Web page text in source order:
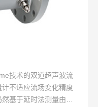
技术的双道超声波流
不适应流场变化精度
基于延时法测量由于